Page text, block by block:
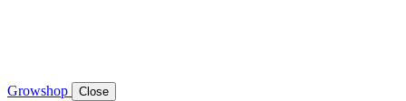
Growshop Close